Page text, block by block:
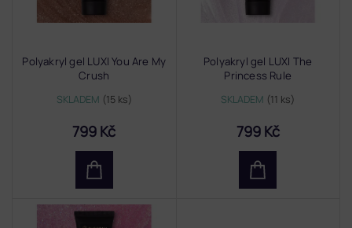
Polyakryl gel LUXI You Are My
Crush
SKLADEM (15 ks)
799 Kč
Polyakryl gel LUXI The
Princess Rule
SKLADEM (11 ks)
799 Kč